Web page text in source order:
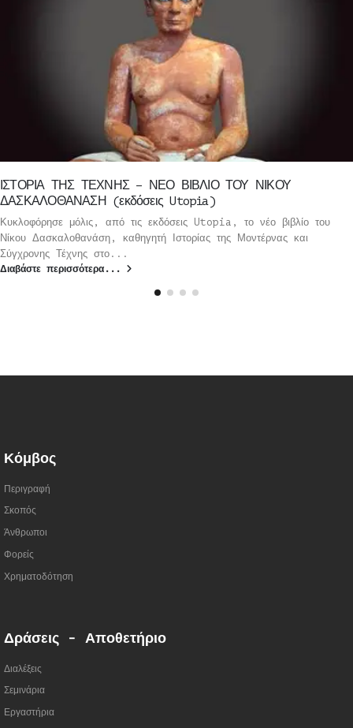
ΙΣΤΟΡΙΑ ΤΗΣ ΤΕΧΝΗΣ – ΝΕΟ ΒΙΒΛΙΟ ΤΟΥ ΝΙΚΟΥ
ΔΑΣΚΑΛΟΘΑΝΑΣΗ (εκδόσεις Utopia)
Κυκλοφόρησε μόλις, από τις εκδόσεις Utopia, το νέο βιβλίο του
Νίκου Δασκαλοθανάση, καθηγητή Ιστορίας της Μοντέρνας και
Σύγχρονης Τέχνης στο...
Διαβάστε περισσότερα...
Κόμβος
Περιγραφή
Σκοπός
Άνθρωποι
Φορείς
Χρηματοδότηση
Δράσεις - Αποθετήριο
Διαλέξεις
Σεμινάρια
Εργαστήρια